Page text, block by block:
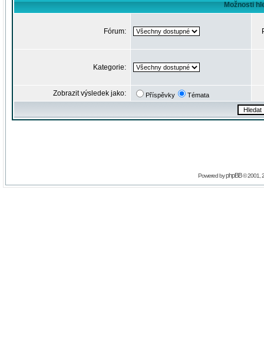
Možnosti
Fórum:
Kategorie:
Zobrazit výsledek jako: Příspěvky Témata
Powered byphpBB© 2001,